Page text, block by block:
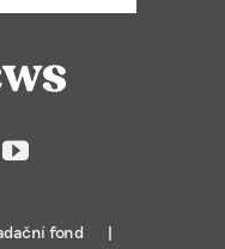
YouTube
fond